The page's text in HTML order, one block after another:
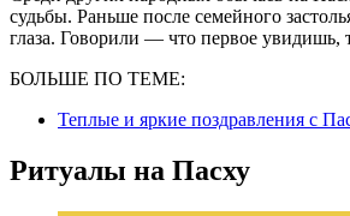
судьбы. Раньше после семейного
глаза. Говорили — что первое увидишь,
БОЛЬШЕ ПО ТЕМЕ:
Теплые и яркие поздравления с
Ритуалы на Пасху